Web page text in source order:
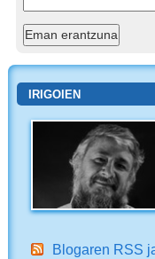
IRIGOIEN
Blogaren RSS